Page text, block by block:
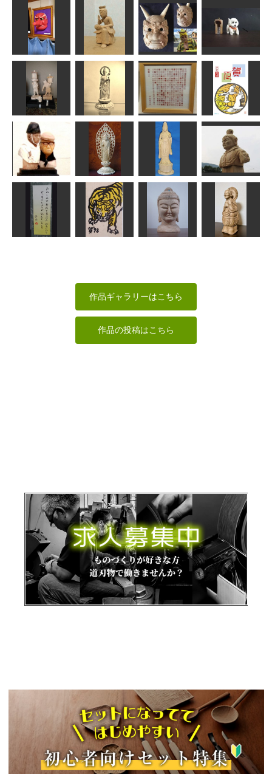
木彫鏡
みぽりん
カワハギ
MINI
総版画豆本
「デンデンム
シノカナシ
ミ」
サジ
増髪
猿田面
武宝
弥勒菩薩
なんぺい
やぶ（神山）
TORU
犬
HANA
天燈鬼・聖燈
鬼
金ちゃん
聖観音菩薩立
像
春彫
般若心経
平成31年 年
賀状
fuku
友人彫刻
sigesama
観音菩薩
はぐれ庵
吉祥天像
ta-chann
天部
sigesama
道刃物★所蔵参考
仏頭
作品ギャラリーはこちら
作品の投稿はこちら